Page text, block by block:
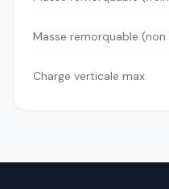
Masse remorquable (non
Charge verticale max